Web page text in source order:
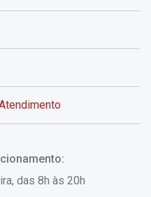
das 8h às 20h